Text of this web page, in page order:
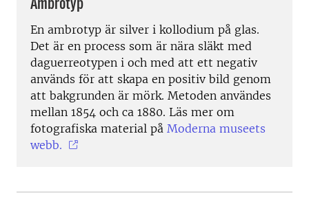
En ambrotyp är silver i kollodium på glas.
Det är en process som är nära släkt med
daguerreotypen i och med att ett negativ
används för att skapa en positiv bild genom
att bakgrunden är mörk. Metoden användes
mellan 1854 och ca 1880. Läs mer om
fotografiska material på Moderna museets
webb.